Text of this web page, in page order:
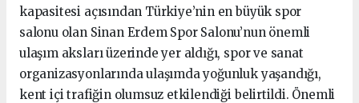
kapasitesi açısından Türkiye’nin en büyük spor
salonu olan Sinan Erdem Spor Salonu’nun önemli
ulaşım aksları üzerinde yer aldığı, spor ve sanat
organizasyonlarında ulaşımda yoğunluk yaşandığı,
kent içi trafiğin olumsuz etkilendiği belirtildi. Önemli